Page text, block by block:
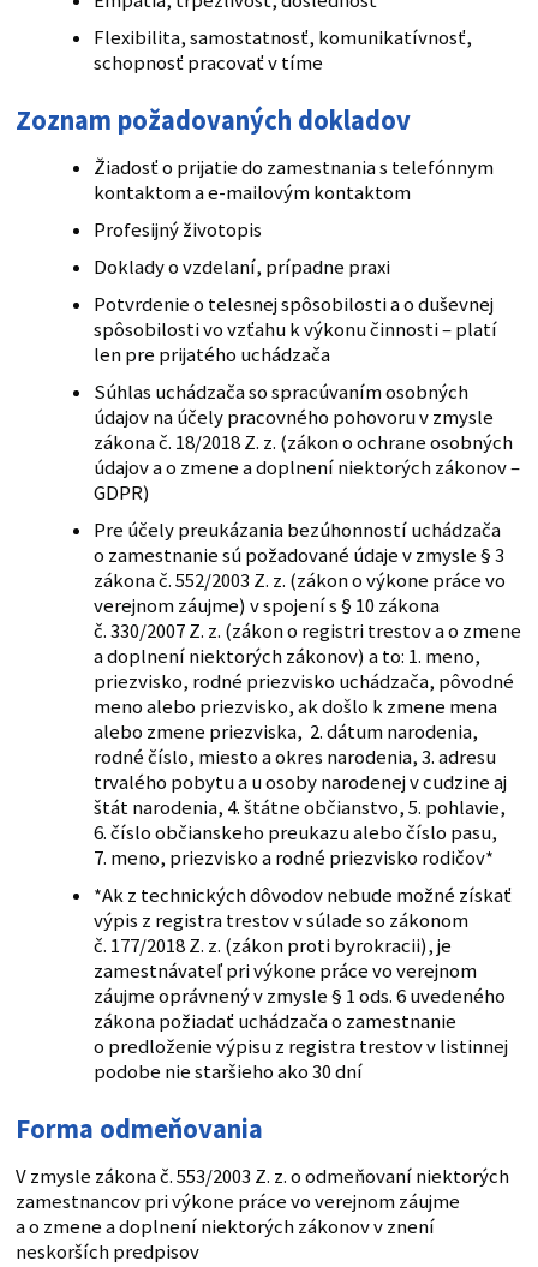
Flexibilita, samostatnosť, komunikatívnosť,
schopnosť pracovať v tíme
Zoznam požadovaných dokladov
Žiadosť o prijatie do zamestnania s telefónnym
kontaktom a e-mailovým kontaktom
Profesijný životopis
Doklady o vzdelaní, prípadne praxi
Potvrdenie o telesnej spôsobilosti a o duševnej
spôsobilosti vo vzťahu k výkonu činnosti – platí
len pre prijatého uchádzača
Súhlas uchádzača so spracúvaním osobných
údajov na účely pracovného pohovoru v zmysle
zákona č. 18/2018 Z. z. (zákon o ochrane osobných
údajov a o zmene a doplnení niektorých zákonov –
GDPR)
Pre účely preukázania bezúhonností uchádzača
o zamestnanie sú požadované údaje v zmysle § 3
zákona č. 552/2003 Z. z. (zákon o výkone práce vo
verejnom záujme) v spojení s § 10 zákona
č. 330/2007 Z. z. (zákon o registri trestov a o zmene
a doplnení niektorých zákonov) a to: 1. meno,
priezvisko, rodné priezvisko uchádzača, pôvodné
meno alebo priezvisko, ak došlo k zmene mena
alebo zmene priezviska, 2. dátum narodenia,
rodné číslo, miesto a okres narodenia, 3. adresu
trvalého pobytu a u osoby narodenej v cudzine aj
štát narodenia, 4. štátne občianstvo, 5. pohlavie,
6. číslo občianskeho preukazu alebo číslo pasu,
7. meno, priezvisko a rodné priezvisko rodičov*
*Ak z technických dôvodov nebude možné získať
výpis z registra trestov v súlade so zákonom
č. 177/2018 Z. z. (zákon proti byrokracii), je
zamestnávateľ pri výkone práce vo verejnom
záujme oprávnený v zmysle § 1 ods. 6 uvedeného
zákona požiadať uchádzača o zamestnanie
o predloženie výpisu z registra trestov v listinnej
podobe nie staršieho ako 30 dní
Forma odmeňovania
V zmysle zákona č. 553/2003 Z. z. o odmeňovaní niektorých
zamestnancov pri výkone práce vo verejnom záujme
a o zmene a doplnení niektorých zákonov v znení
neskorších predpisov